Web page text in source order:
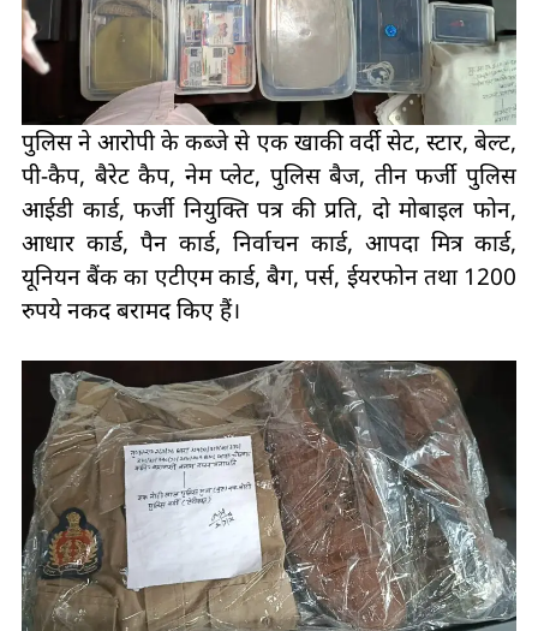
पुलिस ने आरोपी के कब्जे से एक खाकी वर्दी सेट, स्टार, बेल्ट,
पी-कैप, बैरेट कैप, नेम प्लेट, पुलिस बैज, तीन फर्जी पुलिस
आईडी कार्ड, फर्जी नियुक्ति पत्र की प्रति, दो मोबाइल फोन,
आधार कार्ड, पैन कार्ड, निर्वाचन कार्ड, आपदा मित्र कार्ड,
यूनियन बैंक का एटीएम कार्ड, बैग, पर्स, ईयरफोन तथा 1200
रुपये नकद बरामद किए हैं।